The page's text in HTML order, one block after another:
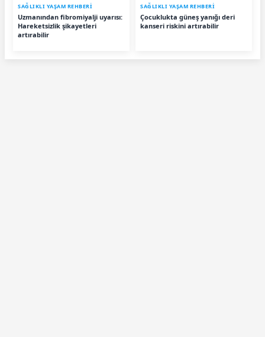
SAĞLIKLI YAŞAM REHBERİ
Uzmanından fibromiyalji uyarısı:
Hareketsizlik şikayetleri
artırabilir
SAĞLIKLI YAŞAM REHBERİ
Çocuklukta güneş yanığı deri
kanseri riskini artırabilir